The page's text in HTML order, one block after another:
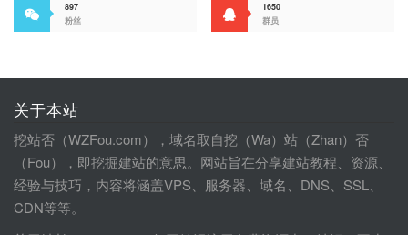
897
粉丝
1650
群员
关于本站
挖站否（WZFou.com），域名取自挖（Wa）站（Zhan）否
（Fou），即挖掘建站的意思。网站旨在分享建站教程、资源、
经验与技巧，内容将涵盖VPS、服务器、域名、DNS、SSL、
CDN等等。